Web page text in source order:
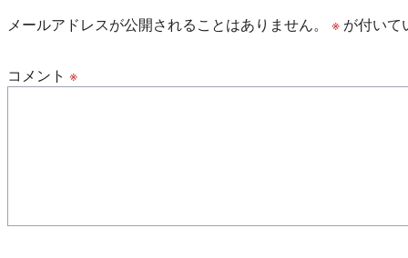
メールアドレスが公開されることはありません。 ※ が付いて
コメント ※